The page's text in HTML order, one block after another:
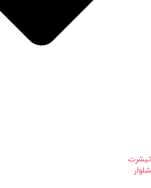
تیشرت
شلوار